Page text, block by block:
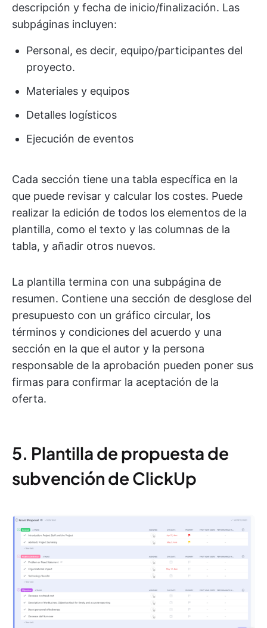
descripción y fecha de inicio/finalización. Las
subpáginas incluyen:
Personal, es decir, equipo/participantes del
proyecto.
Materiales y equipos
Detalles logísticos
Ejecución de eventos
Cada sección tiene una tabla específica en la
que puede revisar y calcular los costes. Puede
realizar la edición de todos los elementos de la
plantilla, como el texto y las columnas de la
tabla, y añadir otros nuevos.
La plantilla termina con una subpágina de
resumen. Contiene una sección de desglose del
presupuesto con un gráfico circular, los
términos y condiciones del acuerdo y una
sección en la que el autor y la persona
responsable de la aprobación pueden poner sus
firmas para confirmar la aceptación de la
oferta.
5. Plantilla de propuesta de
subvención de ClickUp